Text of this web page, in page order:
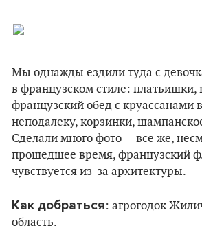
Мы однажды ездили туда с
в французском стиле: платьишки,
французский обед с круассанами
неподалеку, корзинки,
Сделали много фото — все же,
прошедшее время, французский
чувствуется из-за архитектуры.
Как добраться: агрогодок
область.